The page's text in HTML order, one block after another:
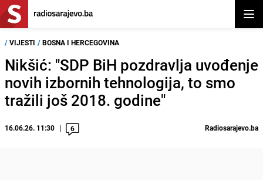
/ VIJESTI / BOSNA I HERCEGOVINA
Nikšić: "SDP BiH pozdravlja uvođenje
novih izbornih tehnologija, to smo
tražili još 2018. godine"
16.06.26. 11:30 6 Radiosarajevo.ba